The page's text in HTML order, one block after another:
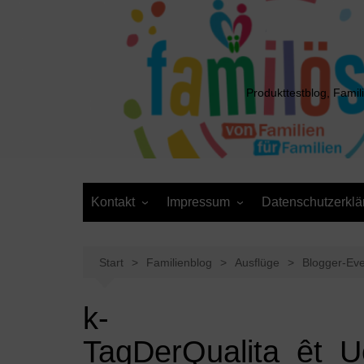
Produkttestblog,
Kontakt Impressum
Start Familienblog Ausflüge Blogger-
k-